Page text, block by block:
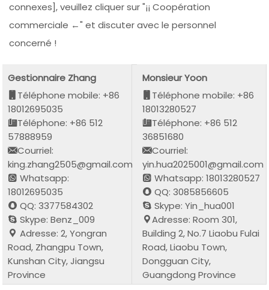
connexes], veuillez cliquer sur "¡¡ Coopération
commerciale ←" et discuter avec le personnel
concerné !
Gestionnaire Zhang
Téléphone mobile: +86
18012695035
Téléphone: +86 512
57888959
Courriel:
king.zhang2505@gmail.com
Whatsapp:
18012695035
QQ: 3377584302
Skype: Benz_009
Adresse: 2, Yongran
Road, Zhangpu Town,
Kunshan City, Jiangsu
Province
Monsieur Yoon
Téléphone mobile: +86
18013280527
Téléphone: +86 512
36851680
Courriel:
yin.hua2025001@gmail.com
Whatsapp: 18013280527
QQ: 3085856605
Skype: Yin_hua001
Adresse: Room 301,
Building 2, No.7 Liaobu Fulai
Road, Liaobu Town,
Dongguan City,
Guangdong Province